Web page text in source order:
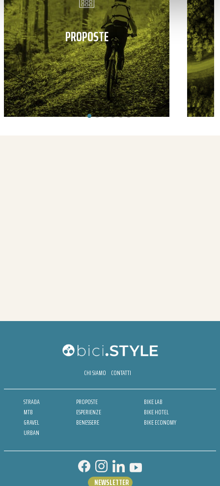
PROPOSTE
CHI SIAMO CONTATTI
STRADA
MTB
GRAVEL
URBAN
PROPOSTE
ESPERIENZE
BENESSERE
BIKE LAB
BIKE HOTEL
BIKE ECONOMY
NEWSLETTER